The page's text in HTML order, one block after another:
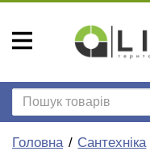
Головна Сантехніка